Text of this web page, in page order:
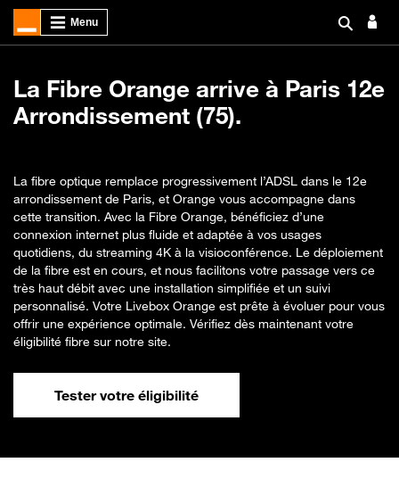
La Fibre Orange arrive à Paris 12e
Arrondissement (75).
La fibre optique remplace progressivement l’ADSL dans le 12e
arrondissement de Paris, et Orange vous accompagne dans
cette transition. Avec la Fibre Orange, bénéficiez d’une
connexion internet plus fluide et adaptée à vos usages
quotidiens, du streaming 4K à la visioconférence. Le déploiement
de la fibre est en cours, et nous facilitons votre passage vers ce
très haut débit avec une installation simplifiée et un suivi
personnalisé. Votre Livebox Orange est prête à évoluer pour vous
offrir une expérience optimale. Vérifiez dès maintenant votre
éligibilité fibre sur notre site.
Tester votre éligibilité